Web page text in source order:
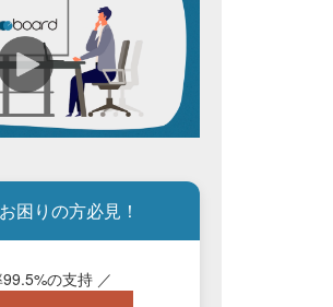
困りの方必見！
の支持 ／